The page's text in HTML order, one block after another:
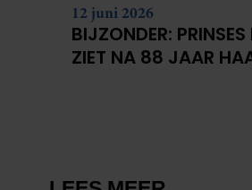
12 juni 2026
BIJZONDER:
ZIET NA 88 JAAR